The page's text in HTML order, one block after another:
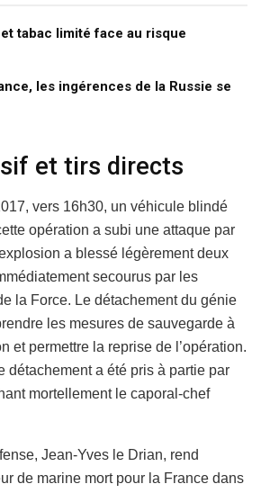
tabac limité face au risque
les ingérences de la Russie se
et tirs directs
vers 16h30, un véhicule blindé
opération a subi une attaque par
a blessé légèrement deux
secourus par les
la Force. Le détachement du génie
les mesures de sauvegarde à
et permettre la reprise de l’opération.
détachement a été pris à partie par
mortellement le caporal-chef
Jean-Yves le Drian, rend
de marine mort pour la France dans